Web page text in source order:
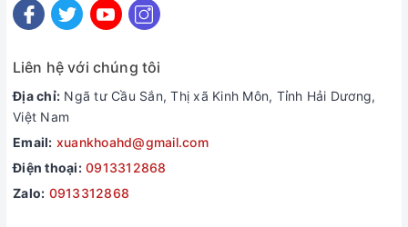
Liên hệ với chúng tôi
Địa chỉ: Ngã tư Cầu Sắn, Thị xã Kinh Môn, Tỉnh Hải Dương,
Việt Nam
Email: xuankhoahd@gmail.com
Điện thoại: 0913312868
Zalo: 0913312868